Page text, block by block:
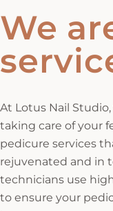
We
At Lotus Nail
taking care of your
pedicure services
rejuvenated and in
technicians use
to ensure your